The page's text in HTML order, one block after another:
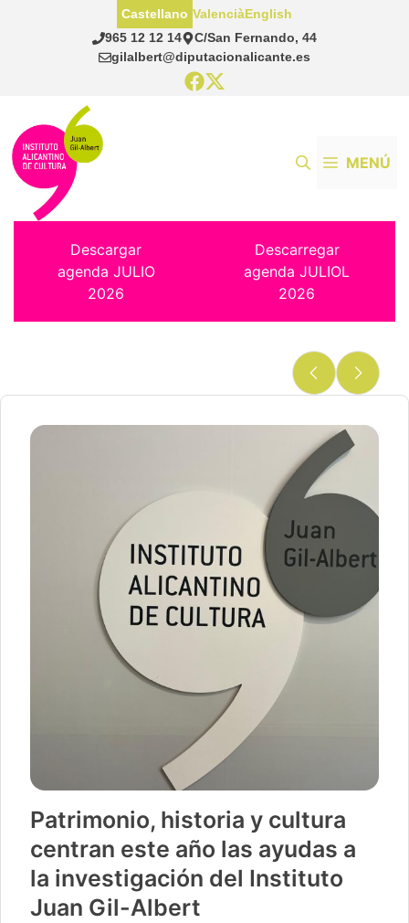
965 12 12 14
C/San Fernando, 44
gilalbert@diputacionalicante.es
Castellano ValenciàEnglish
MENÚ
Descargar
agenda JULIO
2026
Descarregar
agenda JULIOL
2026
Patrimonio, historia y cultura
centran este año las ayudas a
la investigación del Instituto
Juan Gil-Albert